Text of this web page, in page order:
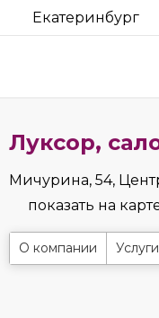
Екатеринбург
Луксор,
Мичурина, 54,
показать на
О компании Услуги